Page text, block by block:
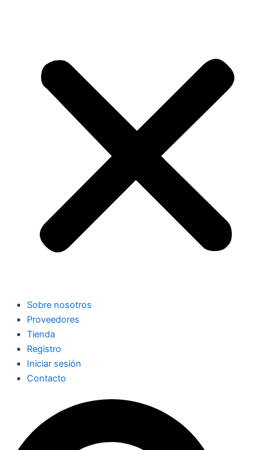
Sobre nosotros
Proveedores
Tienda
Registro
Iniciar sesión
Contacto